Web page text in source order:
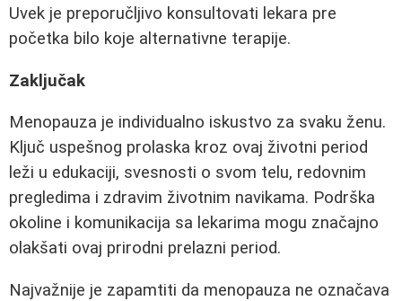
Uvek je preporučljivo konsultovati lekara pre
početka bilo koje alternativne terapije.
Zaključak
Menopauza je individualno iskustvo za svaku ženu.
Ključ uspešnog prolaska kroz ovaj životni period
leži u edukaciji, svesnosti o svom telu, redovnim
pregledima i zdravim životnim navikama. Podrška
okoline i komunikacija sa lekarima mogu značajno
olakšati ovaj prirodni prelazni period.
Najvažnije je zapamtiti da menopauza ne označava